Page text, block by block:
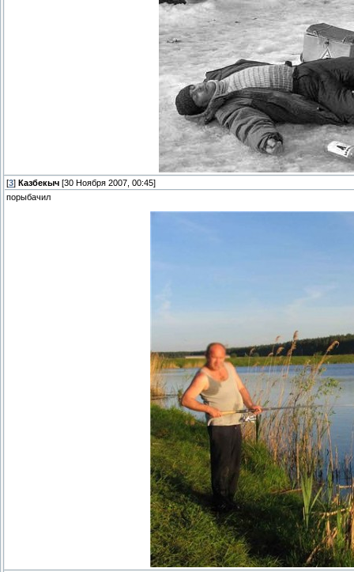
[3] Казбекыч [30 Ноября 2007, 00:45]
порыбачил